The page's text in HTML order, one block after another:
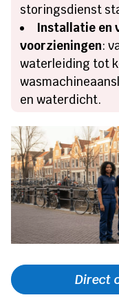
storingsdienst
Installatie en
voorzieningen:
waterleiding tot
en waterdicht.
Direct